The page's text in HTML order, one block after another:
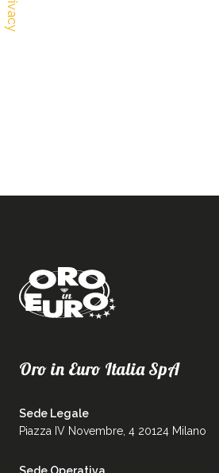
Oro in Euro Italia SpA
Sede Legale
Piazza IV Novembre, 4 20124 Milano
Sede Operativa